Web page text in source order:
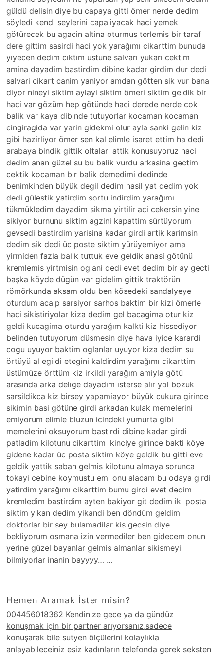
güldü delisin diye bu capaya gitti ömer nerde dedim
söyledi kendi seylerini capaliyacak haci yemek
götürecek bu agacin altina oturmus terlemis bir taraf
dere gittim sasirdi haci yok yarağımı cikarttim bunuda
yiyecen dedim ciktim üstüne salvari yukari cektim
amina dayadim bastirdim dibine kadar girdim dur dedi
salvari cikart canim yaniyor amdan götten sik vur bana
diyor nineyi siktim aylayi siktim ömeri siktim geldik bir
haci var gözüm hep götünde haci derede nerde cok
balik var kaya dibinde tutuyorlar kocaman kocaman
cingiragida var yarin gidekmi olur ayla sanki gelin kiz
gibi hazirliyor ömer sen kal elimle isaret ettim ha dedi
arabaya bindik gittik oltalari attik konusuyoruz haci
dedim anan güzel su bu balik vurdu arkasina gectim
cektik kocaman bir balik demedimi dedinde
benimkinden büyük degil dedim nasil yat dedim yok
dedi gülestik yatirdim sortu indirdim yarağımı
tükmükledim dayadim sikma yirtilir aci cekersin yine
sikiyor burnunu siktim agzini kapattim sürtüyorum
gevsedi bastirdim yarisina kadar girdi artik karimsin
dedim sik dedi üc poste siktim yürüyemiyor ama
yirmiden fazla balik tuttuk eve geldik anasi götünü
kremlemis yirtmisin oglani dedi evet dedim bir ay gecti
başka köyde dügün var gidelim gittik traktörün
römörkunda aksam oldu ben kösedeki sandalyeye
oturdum acaip sarsiyor sarhos baktim bir kizi ömerle
haci sikistiriyolar kiza dedim gel bacagima otur kiz
geldi kucagima oturdu yarağım kalkti kiz hissediyor
belinden tutuyorum düsmesin diye hava iyice karardi
cogu uyuyor baktim oglanlar uyuyor kiza dedim su
örtüyü al egildi etegini kaldirdim yarağımı cikarttim
üstümüze örttüm kiz irkildi yarağım amiyla götü
arasinda arka delige dayadim isterse alir yol bozuk
sarsildikca kiz birsey yapamiayor büyük cukura girince
sikimin basi götüne girdi arkadan kulak memelerini
emiyorum elimle bluzun icindeki yumurta gibi
memelerini oksuyorum bastirdi dibine kadar girdi
patladim kilotunu cikarttim ikinciye girince bakti köye
gidene kadar üc posta siktim köye geldik bu gitti eve
geldik yattik sabah gelmis kilotunu almaya sorunca
tokayi cebine koymustu emi onu alacam bu odaya girdi
yatirdim yarağımı cikarttim bumu girdi evet dedim
kremledim bastirdim ayten bakiyor git dedim iki posta
siktim yikan dedim yikandi ben döndüm geldim
doktorlar bir sey bulamadilar kis gecsin diye
bekliyorum osmana izin vermediler ben gidecem onun
yerine güzel bayanlar gelmis almanlar sikismeyi
bilmiyorlar inanin bayyyy… …
Hemen Aramak İster misin?
004456018362 Kendinize gece ya da gündüz
konuşmak için bir partner arıyorsanız,sadece
konuşarak bile sutyen ölçülerini kolaylıkla
anlayabileceiniz esiz kadınların telefonda gerek seksten